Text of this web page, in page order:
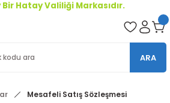
Hatay Valiliği Markasıdır.
ARA
Mesafeli Satış Sözleşmesi